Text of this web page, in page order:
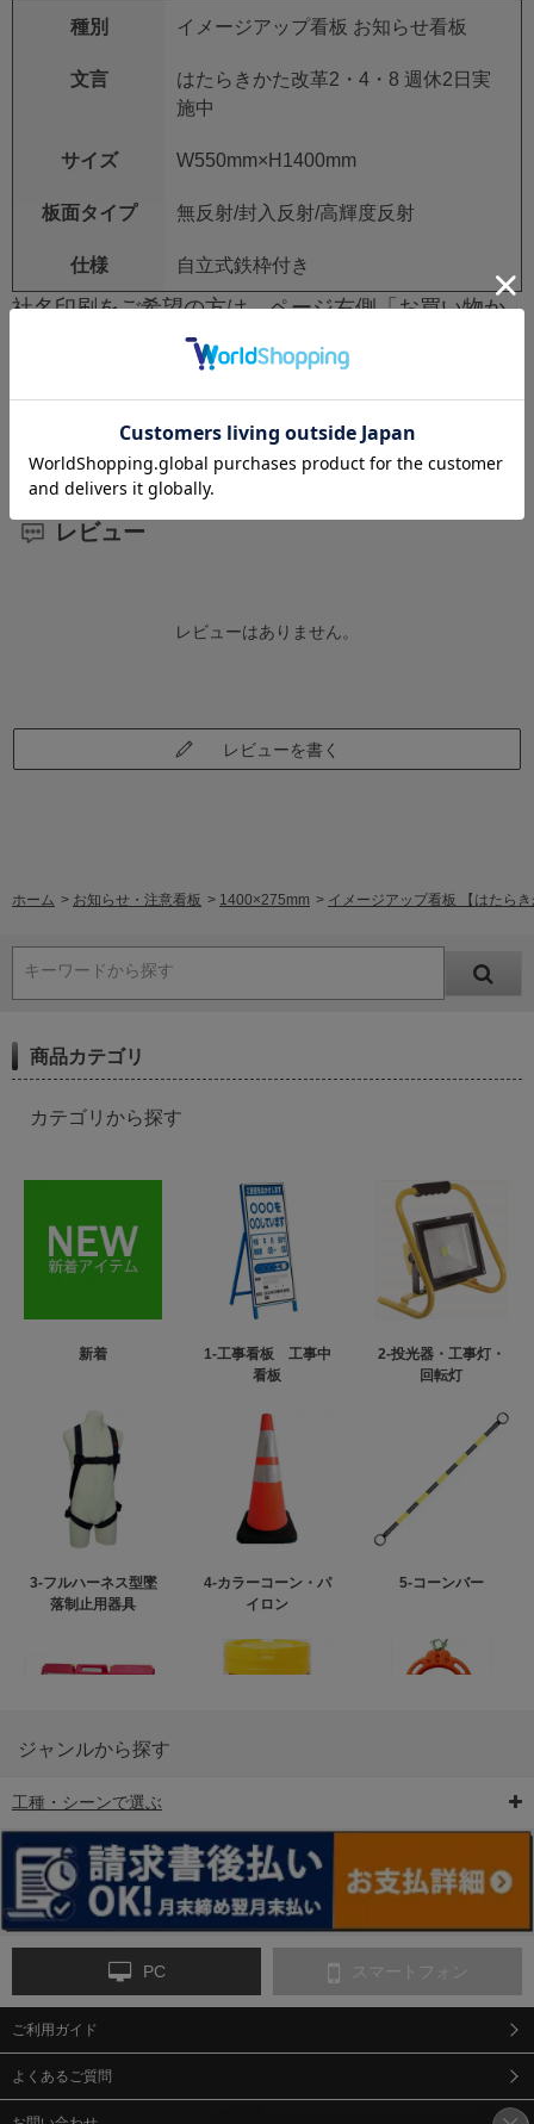
種別 イメージアップ看板 お知らせ看板
文言
はたらきかた改革2・4・8 週休2日実
施中
サイズ W550mm×H1400mm
板面タイプ 無反射/封入反射/高輝度反射
仕様 自立式鉄枠付き
社名印刷をご希望の方は、ページ右側「お買い物か
ご」上部の【看板_企業名】欄に入力をしてくださ
社名印刷不要の場合は空欄で構いません。
レビュー
レビューはありません。
レビューを書く
ホーム > お知らせ・注意看板 > 1400×275mm > イメージアップ看板 【はたら
キーワードから探す
商品カテゴリ
カテゴリから探す
新着
1-工事看板 工事中
看板
2-投光器・工事灯・
回転灯
3-フルハーネス型墜
落制止用器具
4-カラーコーン・パ
イロン
5-コーンバー
6-矢印板/LED矢印板
ンス
9-点字マット・タイ
ジャンルから探す
工種・シーンで選ぶ
PC スマートフォン
ご利用ガイド
よくあるご質問